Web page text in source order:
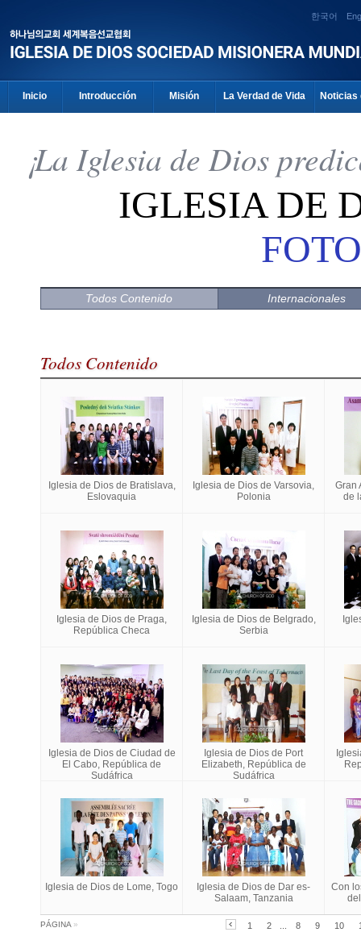
한국어
Inicio Introducción Misión La Verdad de Vida Noticias
¡La Iglesia de Dios
IGLESIA DE
Todos Contenido Internacionales
Todos Contenido
Iglesia de Dios de Bratislava,
Eslovaquia
Iglesia de Dios de Varsovia,
Polonia
Gran
de
Iglesia de Dios de Praga,
República Checa
Iglesia de Dios de Belgrado,
Serbia
Iglesia de Dios de Ciudad de
El Cabo, República de
Sudáfrica
Iglesia de Dios de Port
Elizabeth, República de
Sudáfrica
Iglesia de Dios de Lome, Togo
Iglesia de Dios de Dar es-
Salaam, Tanzania
Con
PÁGINA » 1 2 8 9 10